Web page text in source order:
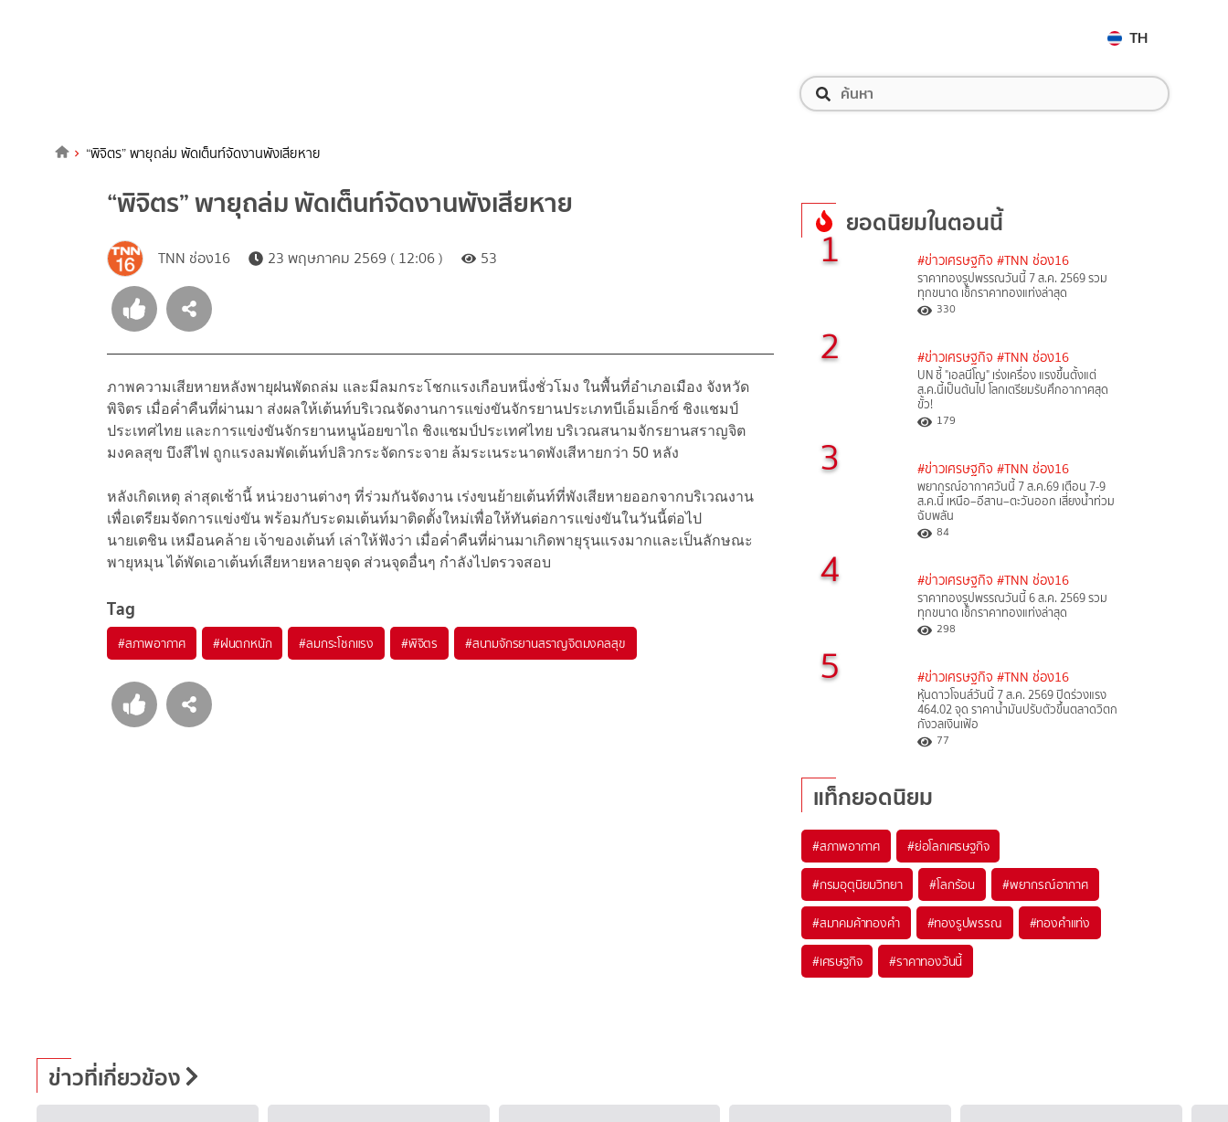
TH
“พิจิตร” พายุถล่ม พัดเต็นท์จัดงานพังเสียหาย
“พิจิตร” พายุถล่ม พัดเต็นท์จัดงานพังเสียหาย
TNN ช่อง16 23 พฤษภาคม 2569 ( 12:06 ) 53
ภาพความเสียหายหลังพายุฝนพัดถล่ม และมีลมกระโชกแรงเกือบหนึ่งชั่วโมง ในพื้นที่อำเภอเมือง จังหวัด
พิจิตร เมื่อค่ำคืนที่ผ่านมา ส่งผลให้เต้นท์บริเวณจัดงานการแข่งขันจักรยานประเภทบีเอ็มเอ็กซ์ ชิงแชมป์
ประเทศไทย และการแข่งขันจักรยานหนูน้อยขาไถ ชิงแชมป์ประเทศไทย บริเวณสนามจักรยานสราญจิต
มงคลสุข บึงสีไฟ ถูกแรงลมพัดเต้นท์ปลิวกระจัดกระจาย ล้มระเนระนาดพังเสีหายกว่า 50 หลัง
หลังเกิดเหตุ ล่าสุดเช้านี้ หน่วยงานต่างๆ ที่ร่วมกันจัดงาน เร่งขนย้ายเต้นท์ที่พังเสียหายออกจากบริเวณงาน
เพื่อเตรียมจัดการแข่งขัน พร้อมกับระดมเต้นท์มาติดตั้งใหม่เพื่อให้ทันต่อการแข่งขันในวันนี้ต่อไป
นายเตชิน เหมือนคล้าย เจ้าของเต้นท์ เล่าให้ฟังว่า เมื่อค่ำคืนที่ผ่านมาเกิดพายุรุนแรงมากและเป็นลักษณะ
พายุหมุน ได้พัดเอาเต้นท์เสียหายหลายจุด ส่วนจุดอื่นๆ กำลังไปตรวจสอบ
Tag
#สภาพอากาศ #ฝนตกหนัก #ลมกระโชกแรง #พิจิตร #สนามจักรยานสราญจิตมงคลสุข
ยอดนิยมในตอนนี้
1 #ข่าวเศรษฐกิจ #TNN ช่อง16
ราคาทองรูปพรรณวันนี้ 7 ส.ค. 2569 รวม
ทุกขนาด เช็กราคาทองแท่งล่าสุด
330
2 #ข่าวเศรษฐกิจ #TNN ช่อง16
UN ชี้ "เอลนีโญ" เร่งเครื่อง แรงขึ้นตั้งแต่
ส.ค.นี้เป็นต้นไป โลกเตรียมรับศึกอากาศสุด
ขั้ว!
179
3 #ข่าวเศรษฐกิจ #TNN ช่อง16
พยากรณ์อากาศวันนี้ 7 ส.ค.69 เตือน 7-9
ส.ค.นี้ เหนือ–อีสาน–ตะวันออก เสี่ยงน้ำท่วม
ฉับพลัน
84
4 #ข่าวเศรษฐกิจ #TNN ช่อง16
ราคาทองรูปพรรณวันนี้ 6 ส.ค. 2569 รวม
ทุกขนาด เช็กราคาทองแท่งล่าสุด
298
5 #ข่าวเศรษฐกิจ #TNN ช่อง16
หุ้นดาวโจนส์วันนี้ 7 ส.ค. 2569 ปิดร่วงแรง
464.02 จุด ราคาน้ำมันปรับตัวขึ้นตลาดวิตก
กังวลเงินเฟ้อ
77
แท็กยอดนิยม
#สภาพอากาศ #ย่อโลกเศรษฐกิจ
#กรมอุตุนิยมวิทยา #โลกร้อน #พยากรณ์อากาศ
#สมาคมค้าทองคำ #ทองรูปพรรณ #ทองคำแท่ง
#เศรษฐกิจ #ราคาทองวันนี้
ข่าวที่เกี่ยวข้อง